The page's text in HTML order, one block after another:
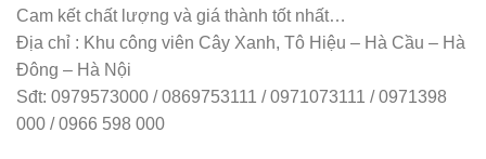
Cam kết chất lượng và giá thành tốt nhất…
Địa chỉ : Khu công viên Cây Xanh, Tô Hiệu – Hà Cầu – Hà
Đông – Hà Nội
Sđt: 0979573000 / 0869753111 / 0971073111 / 0971398
000 / 0966 598 000